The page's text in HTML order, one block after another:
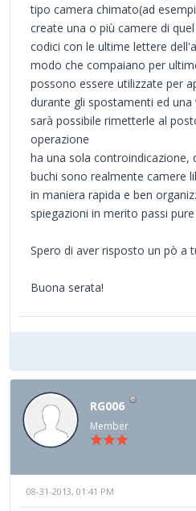
tipo camera chimato(ad
create una o più camere di
codici con le ultime lettere
modo che compaiano per
possono essere utilizzate per
durante gli spostamenti ed
sarà possibile rimetterle al
operazione
ha una sola controindicazione,
buchi sono realmente camere
in maniera rapida e ben
spiegazioni in merito passi
Spero di aver risposto un pò a
Buona serata!
RG006
Member
08-31-2013, 01:41 PM